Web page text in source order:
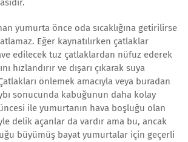
yumurta önce oda sıcaklığına getirilirse
Eğer kaynatılırken çatlaklar
edilecek tuz çatlaklardan nüfuz ederek
hızlandırır ve dışarı çıkarak suya
önlemek amacıyla veya buradan
sonucunda kabuğunun daha kolay
ile yumurtanın hava boşluğu olan
delik açanlar da vardır ama bu, ancak
büyümüş bayat yumurtalar için geçerli